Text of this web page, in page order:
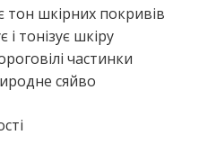
тон шкірних покривів
і тонізує шкіру
частинки
сяйво